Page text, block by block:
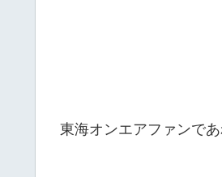
東海オンエアファンで